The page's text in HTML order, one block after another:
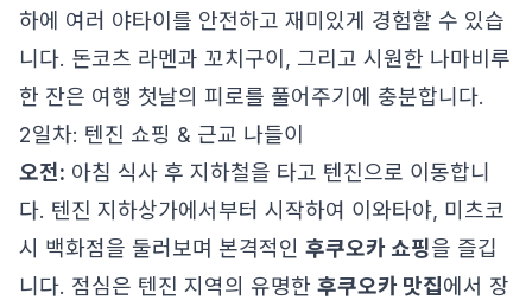
하에 여러 야타이를 안전하고 재미있게 경험할 수 있습
니다. 돈코츠 라멘과 꼬치구이, 그리고 시원한 나마비루
한 잔은 여행 첫날의 피로를 풀어주기에 충분합니다.
2일차: 텐진 쇼핑 & 근교 나들이
오전: 아침 식사 후 지하철을 타고 텐진으로 이동합니
다. 텐진 지하상가에서부터 시작하여 이와타야, 미츠코
시 백화점을 둘러보며 본격적인 후쿠오카 쇼핑을 즐깁
니다. 점심은 텐진 지역의 유명한 후쿠오카 맛집에서 장